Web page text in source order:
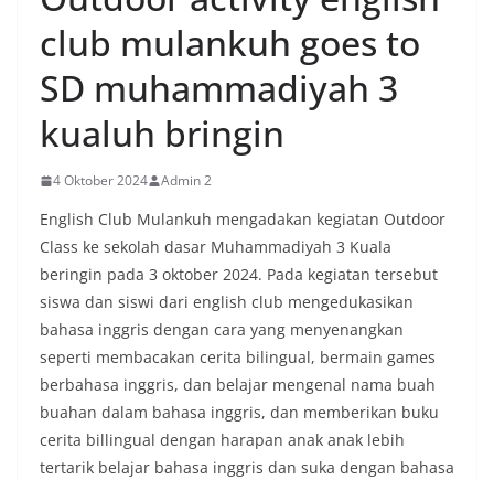
club mulankuh goes to
SD muhammadiyah 3
kualuh bringin
4 Oktober 2024 Admin 2
English Club Mulankuh mengadakan kegiatan Outdoor
Class ke sekolah dasar Muhammadiyah 3 Kuala
beringin pada 3 oktober 2024. Pada kegiatan tersebut
siswa dan siswi dari english club mengedukasikan
bahasa inggris dengan cara yang menyenangkan
seperti membacakan cerita bilingual, bermain games
berbahasa inggris, dan belajar mengenal nama buah
buahan dalam bahasa inggris, dan memberikan buku
cerita billingual dengan harapan anak anak lebih
tertarik belajar bahasa inggris dan suka dengan bahasa